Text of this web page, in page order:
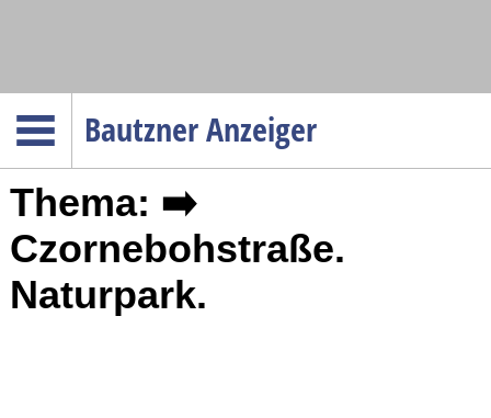
Bautzner Anzeiger
Menüpunkte
Startseite
Gesellschaft
Wirtschaft
Thema: ➡️
Czornebohstraße.
Naturpark.